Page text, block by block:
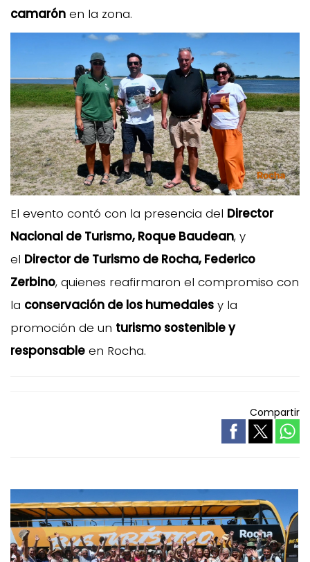
camarón en la zona.
El evento contó con la presencia del Director
Nacional de Turismo, Roque Baudean, y
el Director de Turismo de Rocha, Federico
Zerbino, quienes reafirmaron el compromiso con
la conservación de los humedales y la
promoción de un turismo sostenible y
responsable en Rocha.
Compartir